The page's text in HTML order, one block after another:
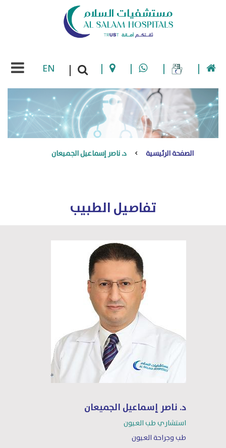
|
|
|
|
|
EN
الصفحة الرئيسية د. ناصر إسماعيل الجميعان
تفاصيل الطبيب
د. ناصر إسماعيل الجميعان
استشاري طب العيون
طب وجراحة العيون